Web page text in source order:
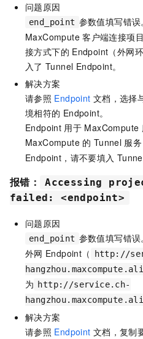
问题原因
end_point 参数值填写错
MaxCompute 客户端连接项
接方式下的 Endpoint（外网
入了 Tunnel Endpoint。
解决方案
请参照 Endpoint 文档，选择
境相符的 Endpoint。
Endpoint 用于 MaxCompute
MaxCompute 的 Tunnel 服务
Endpoint，请不要填入
报错：
Accessing
failed: <endpoint>
问题原因
end_point 参数值填写错
外网 Endpoint（
http://
为 http://service.ch-
解决方案
请参照 Endpoint 文档，复制